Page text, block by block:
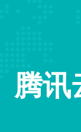
腾讯